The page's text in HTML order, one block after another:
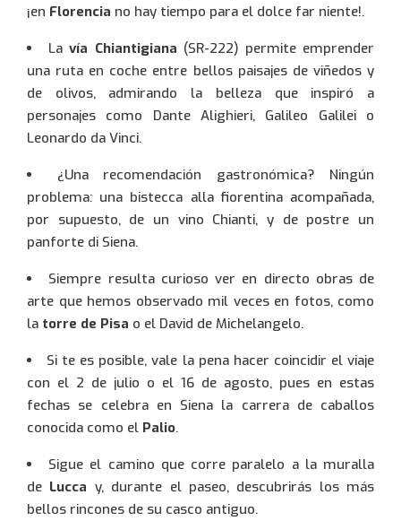
¡en Florencia no hay tiempo para el dolce far niente!.
Lavía Chiantigiana (SR-222) permite emprender
una ruta en coche entre bellos paisajes de viñedos y
de olivos, admirando la belleza que inspiró a
personajes como Dante Alighieri, Galileo Galilei o
Leonardo da Vinci.
¿Una recomendación gastronómica? Ningún
problema: una bistecca alla fiorentina acompañada,
por supuesto, de un vino Chianti, y de postre un
panforte di Siena.
Siempre resulta curioso ver en directo obras de
arte que hemos observado mil veces en fotos, como
la torre de Pisa o el David de Michelangelo.
Si te es posible, vale la pena hacer coincidir el viaje
con el 2 de julio o el 16 de agosto, pues en estas
fechas se celebra en Siena la carrera de caballos
conocida como el Palio.
Sigue el camino que corre paralelo a la muralla
de Lucca y, durante el paseo, descubrirás los más
bellos rincones de su casco antiguo.
Entrar